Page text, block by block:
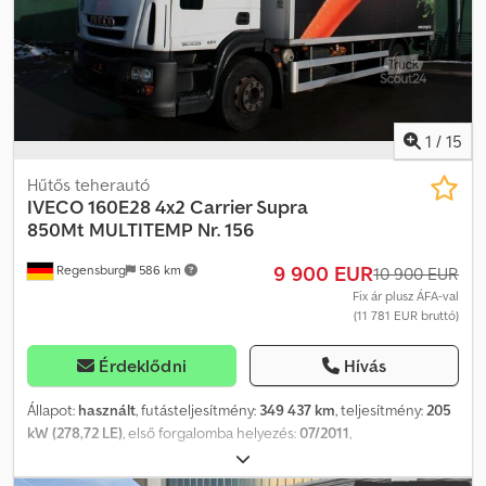
1 / 15
Regensburg 586 km
Hűtős teherautó
IVECO160E28 4x2 Carrier Supra
850Mt MULTITEMP Nr. 156
9 900 EUR10 900 EUR
Fix ár plusz ÁFA-val
(11 781 EUR bruttó)
Érdeklődni Hívás
Állapot: használt, futásteljesítmény: 349 437 km, teljesítmény:205
kW (278,72 LE), első forgalomba helyezés:07/2011,
, össztömeg:
2 tengely, szín:fehér, hajtástípus:automata, kibocsátási osztály: